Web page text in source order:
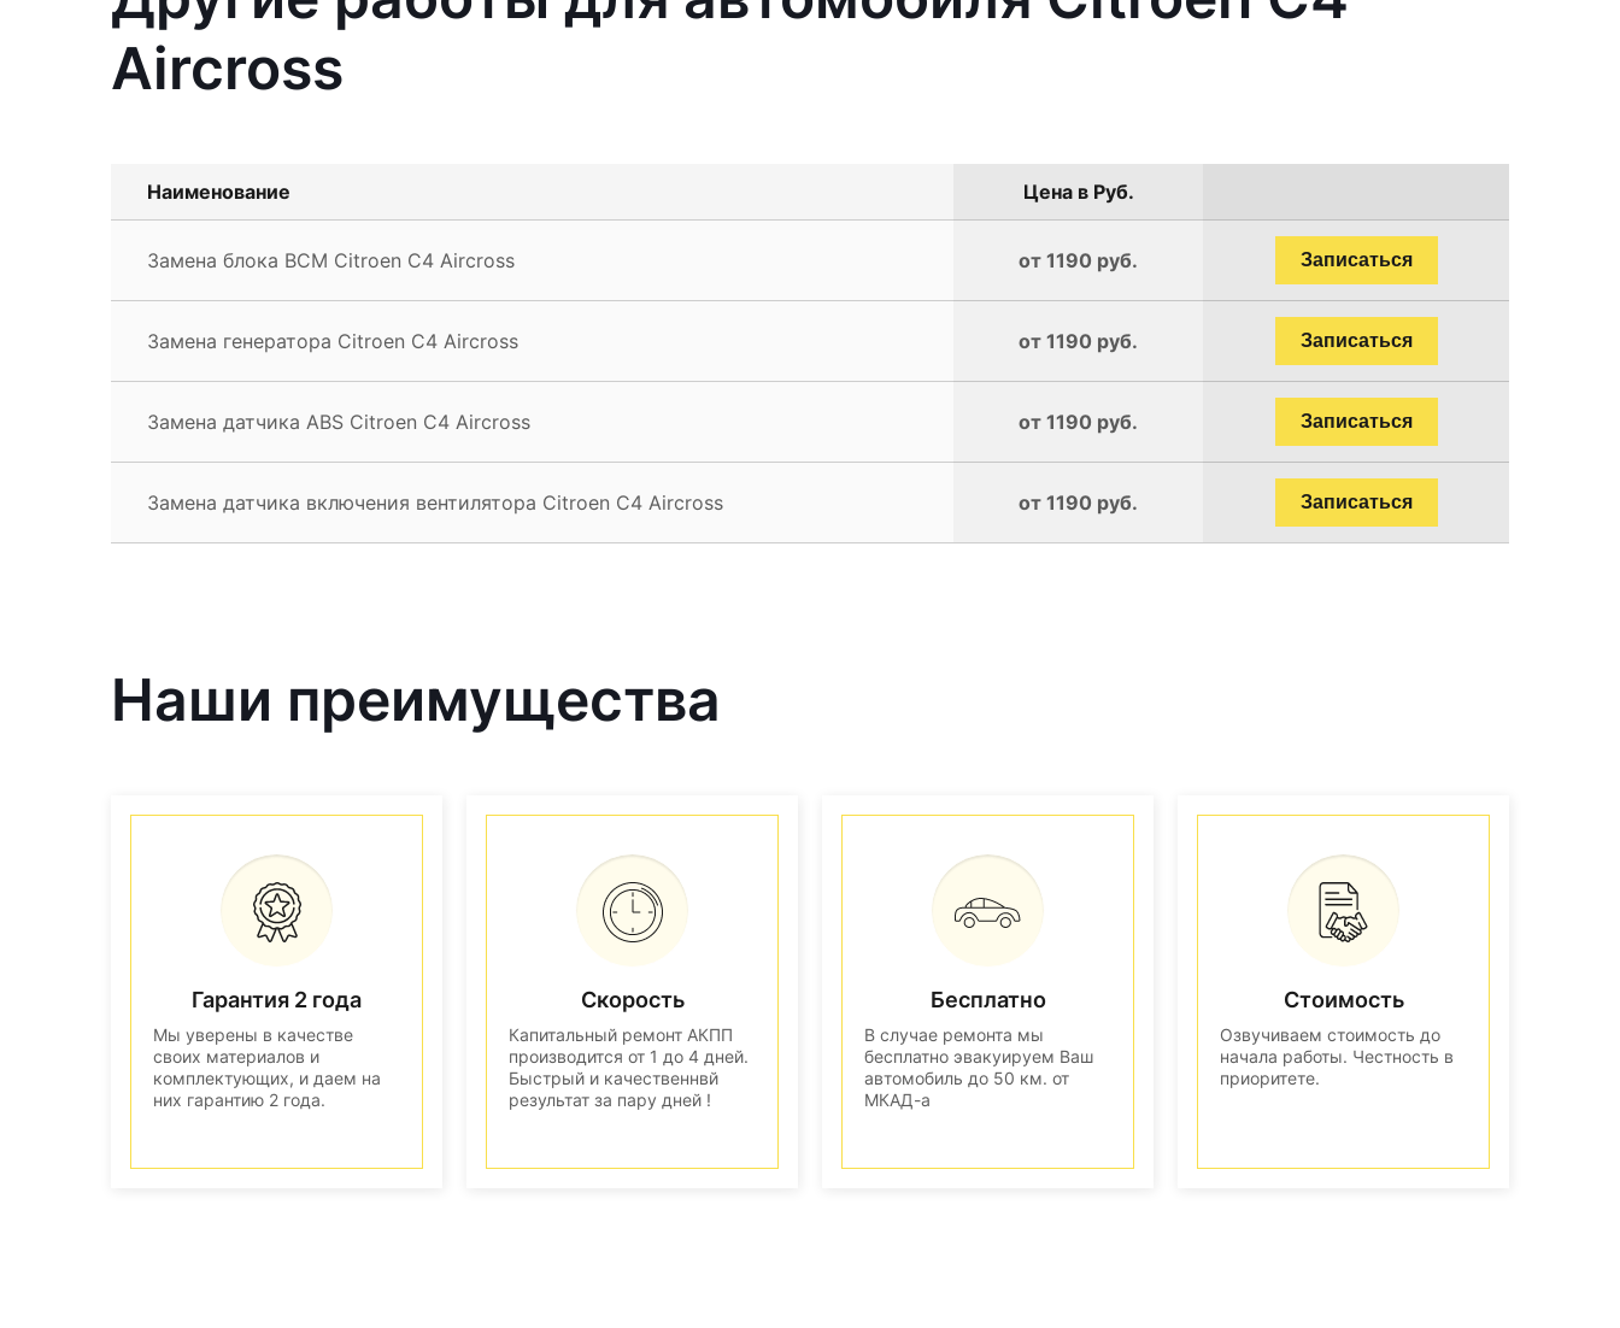
Aircross
Наименование Цена в Руб.
Замена блока BCM Citroen C4 Aircross от 1190 руб. Записаться
Замена генератора Citroen C4 Aircross от 1190 руб. Записаться
Замена датчика ABS Citroen C4 Aircross от 1190 руб. Записаться
Замена датчика включения вентилятора Citroen C4 Aircross от 1190 руб. Записаться
Наши преимущества
Гарантия 2 года
Мы уверены в качестве
своих материалов и
комплектующих, и даем на
них гарантию 2 года.
Скорость
Капитальный ремонт АКПП
производится от 1 до 4 дней.
Быстрый и качественнвй
результат за пару дней !
Бесплатно
В случае ремонта мы
бесплатно эвакуируем Ваш
автомобиль до 50 км. от
МКАД-а
Стоимость
Озвучиваем стоимость до
начала работы. Честность в
приоритете.